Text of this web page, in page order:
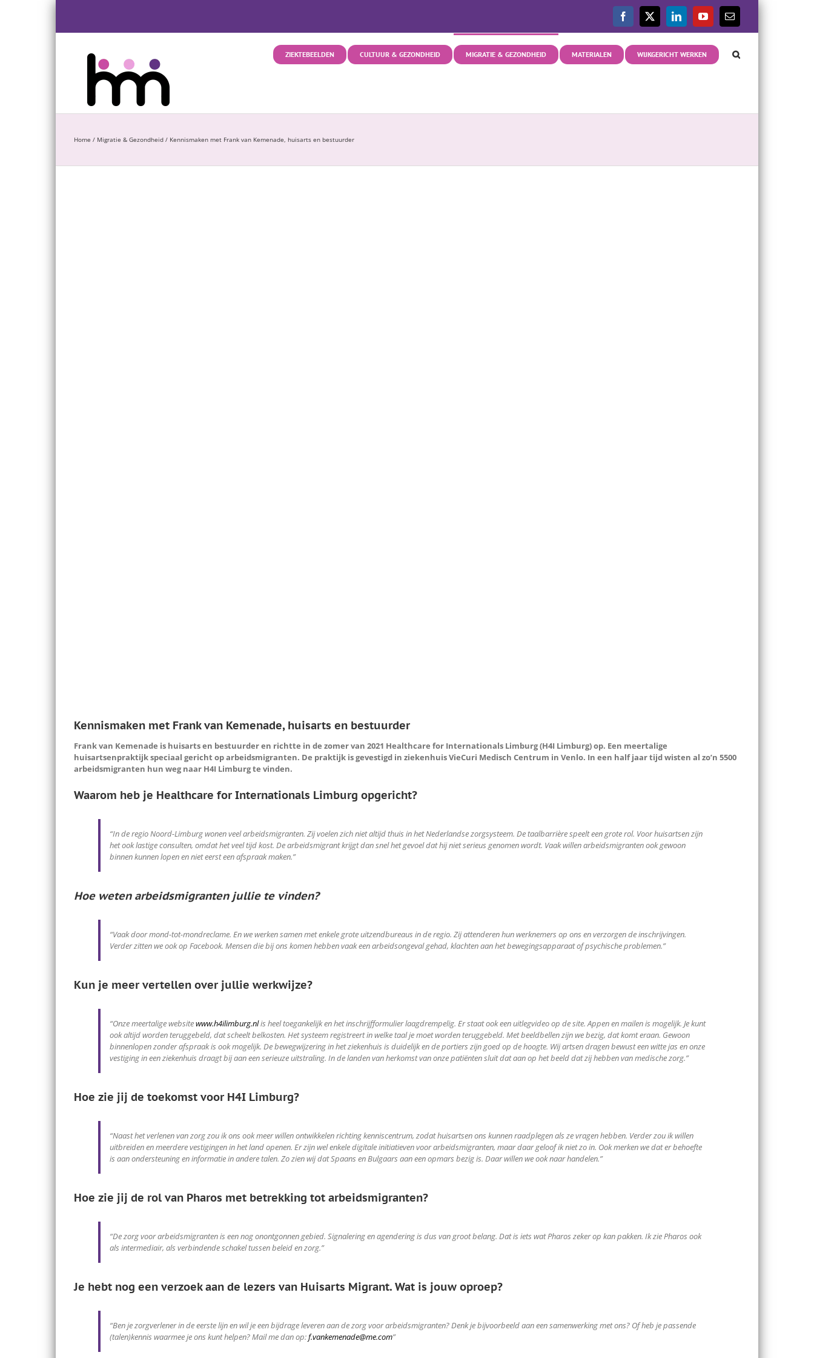
Facebook
X LinkedInYouTube
E-
mail
ZIEKTEBEELDEN CULTUUR & GEZONDHEID MIGRATIE & GEZONDHEID MATERIALEN WIJKGERICHT WERKEN
Home / Migratie & Gezondheid / Kennismaken met Frank van Kemenade, huisarts en bestuurder
Kennismaken met Frank van Kemenade, huisarts en bestuurder
Frank van Kemenade is huisarts en bestuurder en richtte in de zomer van 2021 Healthcare for Internationals Limburg (H4I Limburg) op. Een meertalige
huisartsenpraktijk speciaal gericht op arbeidsmigranten. De praktijk is gevestigd in ziekenhuis VieCuri Medisch Centrum in Venlo. In een half jaar tijd wisten al zo’n 5500
arbeidsmigranten hun weg naar H4I Limburg te vinden.
Waarom heb je Healthcare for Internationals Limburg opgericht?
“In de regio Noord-Limburg wonen veel arbeidsmigranten. Zij voelen zich niet altijd thuis in het Nederlandse zorgsysteem. De taalbarrière speelt een grote rol. Voor huisartsen zijn
het ook lastige consulten, omdat het veel tijd kost. De arbeidsmigrant krijgt dan snel het gevoel dat hij niet serieus genomen wordt. Vaak willen arbeidsmigranten ook gewoon
binnen kunnen lopen en niet eerst een afspraak maken.”
Hoe weten arbeidsmigranten jullie te vinden?
“Vaak door mond-tot-mondreclame. En we werken samen met enkele grote uitzendbureaus in de regio. Zij attenderen hun werknemers op ons en verzorgen de inschrijvingen.
Verder zitten we ook op Facebook. Mensen die bij ons komen hebben vaak een arbeidsongeval gehad, klachten aan het bewegingsapparaat of psychische problemen.”
Kun je meer vertellen over jullie werkwijze?
“Onze meertalige websitewww.h4ilimburg.nlis heel toegankelijk en het inschrijfformulier laagdrempelig. Er staat ook een uitlegvideo op de site. Appen en mailen is mogelijk. Je kunt
ook altijd worden teruggebeld, dat scheelt belkosten. Het systeem registreert in welke taal je moet worden teruggebeld. Met beeldbellen zijn we bezig, dat komt eraan. Gewoon
binnenlopen zonder afspraak is ook mogelijk. De bewegwijzering in het ziekenhuis is duidelijk en de portiers zijn goed op de hoogte. Wij artsen dragen bewust een witte jas en onze
vestiging in een ziekenhuis draagt bij aan een serieuze uitstraling. In de landen van herkomst van onze patiënten sluit dat aan op het beeld dat zij hebben van medische zorg.”
Hoe zie jij de toekomst voor H4I Limburg?
“Naast het verlenen van zorg zou ik ons ook meer willen ontwikkelen richting kenniscentrum, zodat huisartsen ons kunnen raadplegen als ze vragen hebben. Verder zou ik willen
uitbreiden en meerdere vestigingen in het land openen. Er zijn wel enkele digitale initiatieven voor arbeidsmigranten, maar daar geloof ik niet zo in. Ook merken we dat er behoefte
is aan ondersteuning en informatie in andere talen. Zo zien wij dat Spaans en Bulgaars aan een opmars bezig is. Daar willen we ook naar handelen.”
Hoe zie jij de rol van Pharos met betrekking tot arbeidsmigranten?
“De zorg voor arbeidsmigranten is een nog onontgonnen gebied. Signalering en agendering is dus van groot belang. Dat is iets wat Pharos zeker op kan pakken. Ik zie Pharos ook
als intermediair, als verbindende schakel tussen beleid en zorg.”
Je hebt nog een verzoek aan de lezers van Huisarts Migrant. Wat is jouw oproep?
“Ben je zorgverlener in de eerste lijn en wil je een bijdrage leveren aan de zorg voor arbeidsmigranten? Denk je bijvoorbeeld aan een samenwerking met ons? Of heb je passende
(talen)kennis waarmee je ons kunt helpen? Mail me dan op:f.vankemenade@me.com”